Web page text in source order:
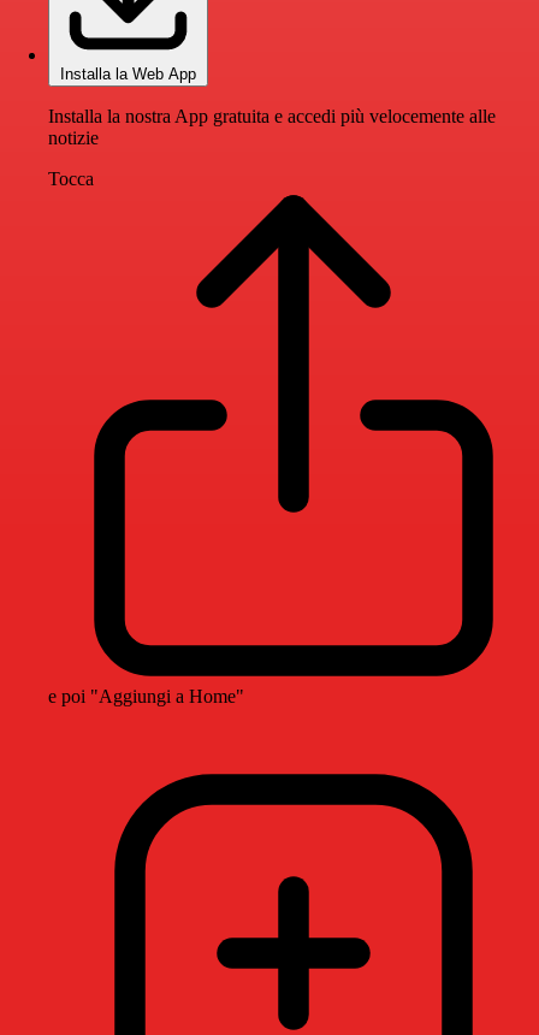
Installa la Web App
Installa la nostra App gratuita e accedi più velocemente alle
notizie
Tocca
e poi "Aggiungi a Home"